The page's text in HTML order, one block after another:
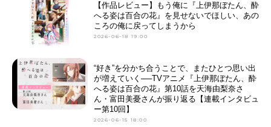
【作品レビュー】もう俺に『上伊那ぼたん、酔
へる姿は百合の花』を見せないでほしい、あの
ころの俺に戻ってしまうから
2026-06-18 19:00
“好き”を分かち合うことで、またひとつ思い出
が増えていく──TVアニメ『上伊那ぼたん、酔
へる姿は百合の花』第10話を天海由梨奈さ
ん・富田美憂さんが振り返る【連載インタビュ
ー第10回】
2026-06-15 18:00